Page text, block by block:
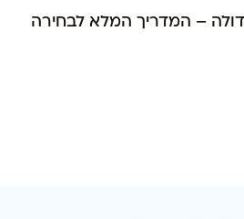
– המדריך המלא לבחירה